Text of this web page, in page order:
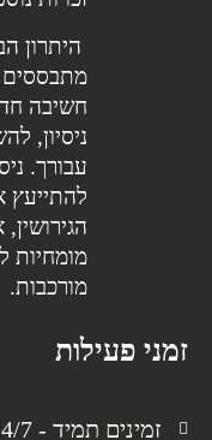
היתרון
מתבססים
ניסיון,
עבורך.
להתייעץ
מומחיות
מורכבות.
זמני פעילות
זמינים תמיד - 24/7